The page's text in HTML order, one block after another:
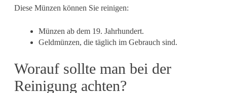
Diese Münzen können Sie reinigen:
Münzen ab dem 19. Jahrhundert.
Geldmünzen, die täglich im Gebrauch sind.
Worauf sollte man bei der
Reinigung achten?